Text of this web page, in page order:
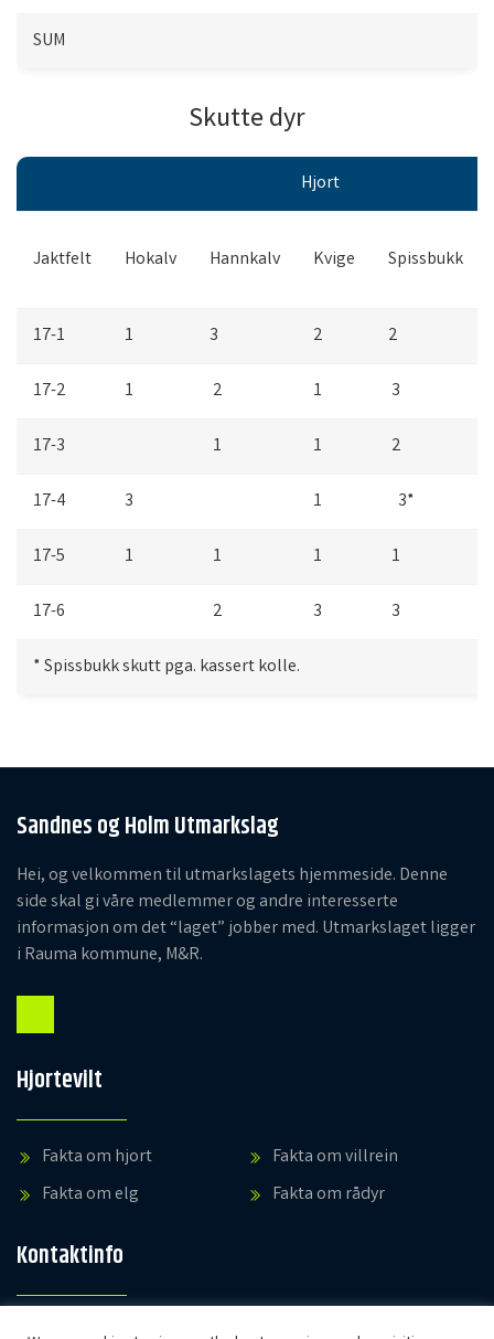
SUM
Skutte dyr
Hjort
Jaktfelt Hokalv Hannkalv Kvige Spissbukk
17-1 1 3 2 2
17-2 1 2 1 3
17-3 1 1 2
17-4 3 1 3*
17-5 1 1 1 1
17-6 2 3 3
* Spissbukk skutt pga. kassert kolle.
Sandnes og Holm Utmarkslag
Hei, og velkommen til utmarkslagets hjemmeside. Denne
side skal gi våre medlemmer og andre interesserte
informasjon om det “laget” jobber med. Utmarkslaget ligger
i Rauma kommune, M&R.
Hjortevilt
Fakta om hjort
Fakta om elg
Fakta om villrein
Fakta om rådyr
Kontaktinfo
post@utmarkslaget.com